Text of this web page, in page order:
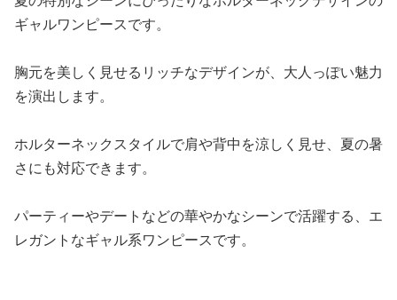
ギャルワンピースです。
胸元を美しく見せるリッチなデザインが、大人っぽい魅力
を演出します。
ホルターネックスタイルで肩や背中を涼しく見せ、夏の暑
さにも対応できます。
パーティーやデートなどの華やかなシーンで活躍する、エ
レガントなギャル系ワンピースです。